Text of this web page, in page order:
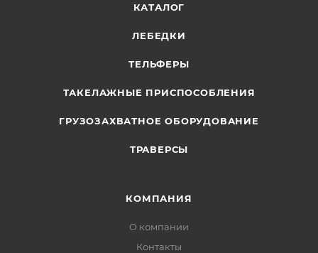
КАТАЛОГ
ЛЕБЕДКИ
ТЕЛЬФЕРЫ
ТАКЕЛАЖНЫЕ ПРИСПОСОБЛЕНИЯ
ГРУЗОЗАХВАТНОЕ ОБОРУДОВАНИЕ
ТРАВЕРСЫ
КОМПАНИЯ
О компании
Контакты